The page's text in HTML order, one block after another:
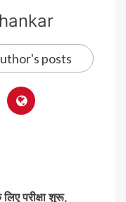
posts
परीक्षा शुरू,